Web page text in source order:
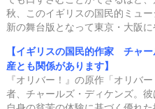
秋、このイギリスの国民的ミュー
新の舞台版となって東京・大阪に
【イギリスの国民的作家 チャ
産とも関係があります】
『オリバー！』の原作「オリバ
者、チャールズ・ディケンズ。